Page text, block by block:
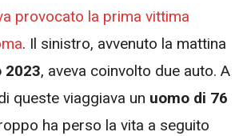
provocato la prima vittima
. Il sinistro, avvenuto la mattina
2023, aveva coinvolto due auto. A
queste viaggiava un uomo di 76
ha perso la vita a seguito